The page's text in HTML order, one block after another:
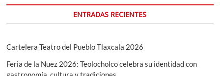
ENTRADAS RECIENTES
Cartelera Teatro del Pueblo Tlaxcala 2026
Feria de la Nuez 2026: Teolocholco celebra su identidad con